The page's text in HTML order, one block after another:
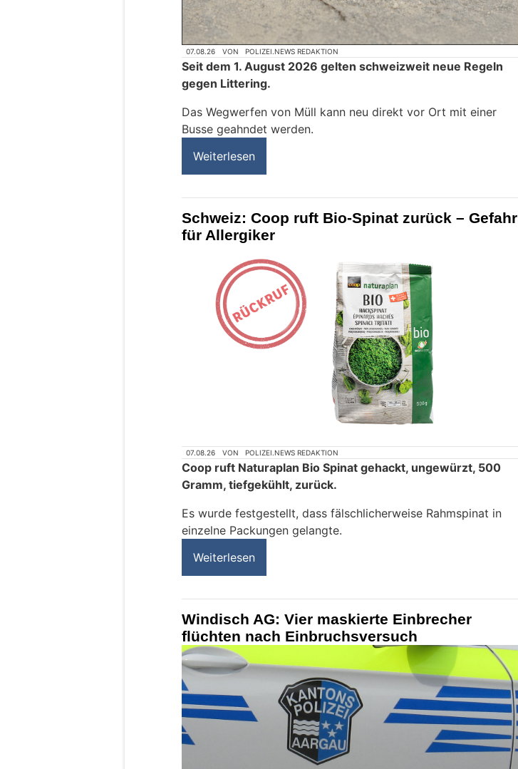
07.08.26 VON POLIZEI.NEWS REDAKTION
Seit dem 1. August 2026 gelten schweizweit neue Regeln
gegen Littering.
Das Wegwerfen von Müll kann neu direkt vor Ort mit einer
Busse geahndet werden.
Weiterlesen
Schweiz: Coop ruft Bio-Spinat zurück – Gefahr
für Allergiker
07.08.26 VON POLIZEI.NEWS REDAKTION
Coop ruft Naturaplan Bio Spinat gehackt, ungewürzt, 500
Gramm, tiefgekühlt, zurück.
Es wurde festgestellt, dass fälschlicherweise Rahmspinat in
einzelne Packungen gelangte.
Weiterlesen
Windisch AG: Vier maskierte Einbrecher
flüchten nach Einbruchsversuch